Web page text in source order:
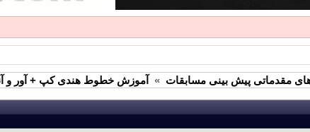
مقدماتی پیش بینی مسابقات » آموزش خطوط هندی کپ + آور و